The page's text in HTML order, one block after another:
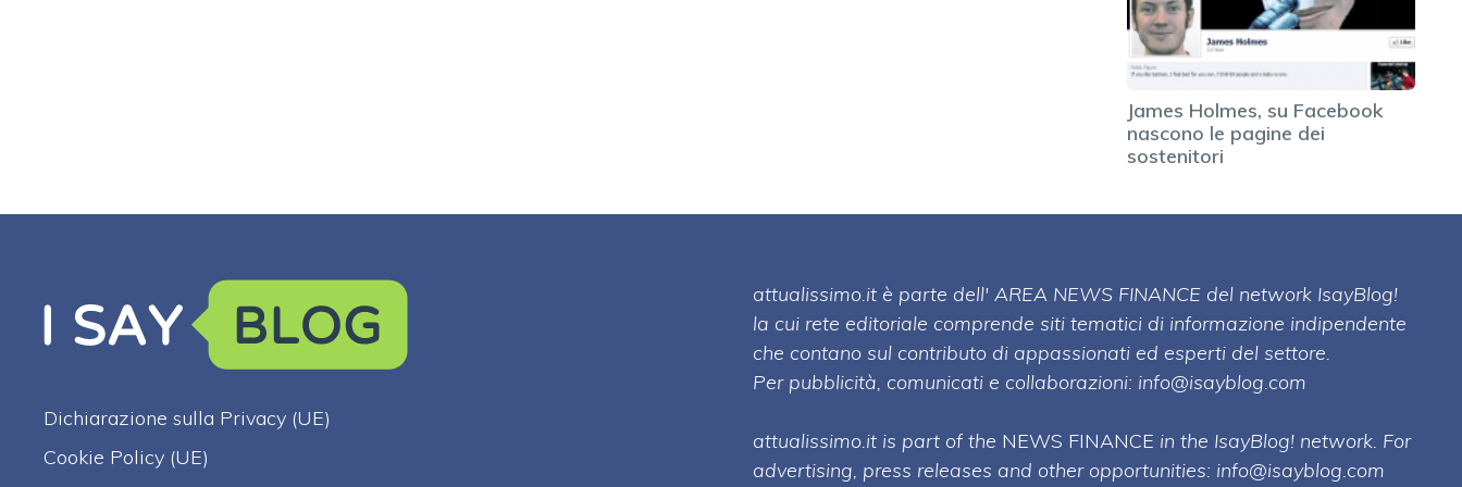
James Holmes, su Facebook
nascono le pagine dei
sostenitori
Dichiarazione sulla Privacy (UE)
Cookie Policy (UE)
attualissimo.it è parte dell' AREA NEWS FINANCE del network IsayBlog!
la cui rete editoriale comprende siti tematici di informazione indipendente
che contano sul contributo di appassionati ed esperti del settore.
Per pubblicità, comunicati e collaborazioni: info@isayblog.com
attualissimo.it is part of the NEWS FINANCE in the IsayBlog! network. For
advertising, press releases and other opportunities: info@isayblog.com